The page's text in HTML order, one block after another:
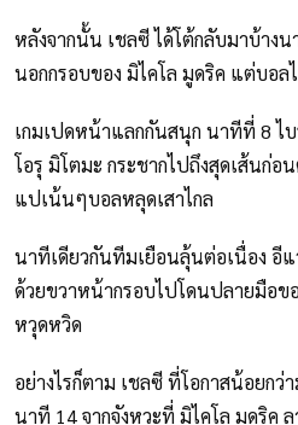
หลังจากนั้น เชลซี ได้โต้กลับมาบ้าง
นอกกรอบของ มิไคโล มูดริค แต่บอล
เกมเปดหน้าแลกกันสนุก นาทีที่ 8 ไ
โอรุ มิโตมะ กระชากไปถึงสุดเส้นก่
แปเน้นๆบอลหลุดเสาไกล
นาทีเดียวกันทีมเยือนลุ้นต่อเนื่อง อี
ด้วยขวาหน้ากรอบไปโดนปลายมือ
หวุดหวิด
อย่างไรก็ตาม เชลซี ที่โอกาสน้อยก
นาที 14 จากจังหวะที่ มิไคโล มูดริค